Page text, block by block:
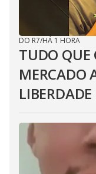
DO R7/HÁ 1 HORA
TUDO QUE
MERCADO